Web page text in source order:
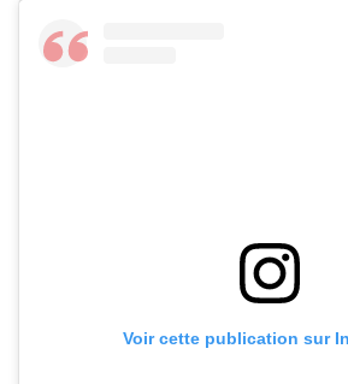
Voir cette publication sur